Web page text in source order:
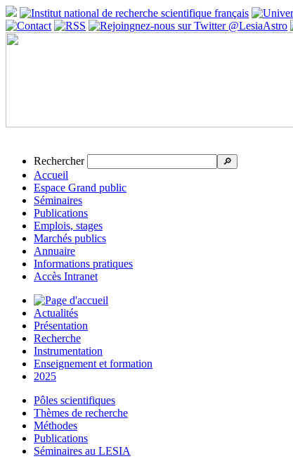
Rechercher 🔎
Accueil
Espace Grand public
Séminaires
Publications
Emplois, stages
Marchés publics
Annuaire
Informations pratiques
Accès Intranet
Actualités
Présentation
Recherche
Instrumentation
Enseignement et formation
2025
Pôles scientifiques
Thèmes de recherche
Méthodes
Publications
Séminaires au LESIA